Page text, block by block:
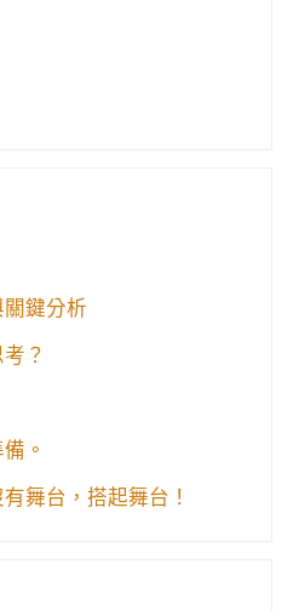
鍵分析
？
。
舞台，搭起舞台！